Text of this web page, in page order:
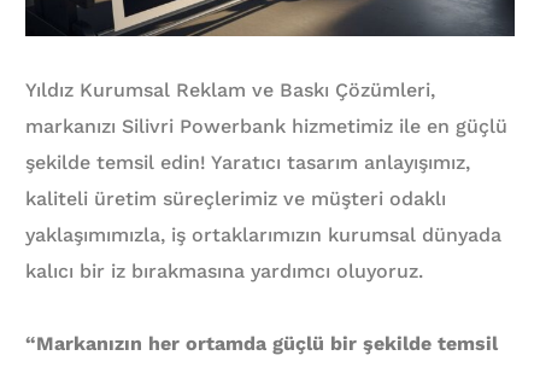
Yıldız Kurumsal Reklam ve Baskı Çözümleri,
markanızı Silivri Powerbank hizmetimiz ile en güçlü
şekilde temsil edin! Yaratıcı tasarım anlayışımız,
kaliteli üretim süreçlerimiz ve müşteri odaklı
yaklaşımımızla, iş ortaklarımızın kurumsal dünyada
kalıcı bir iz bırakmasına yardımcı oluyoruz.
“Markanızın her ortamda güçlü bir şekilde temsil